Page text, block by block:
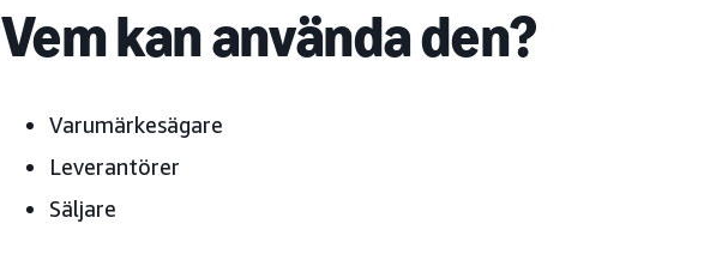
Vem kan använda den?
Varumärkesägare
Leverantörer
Säljare